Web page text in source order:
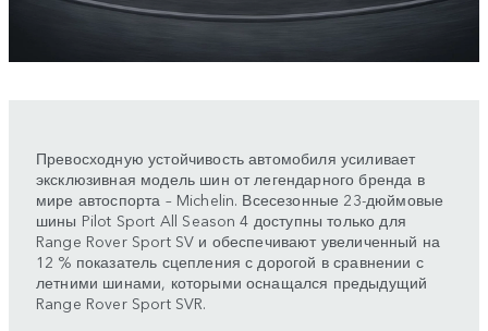
Превосходную устойчивость автомобиля усиливает
эксклюзивная модель шин от легендарного бренда в
мире автоспорта – Michelin. Всесезонные 23-дюймовые
шины Pilot Sport All Season 4 доступны только для
Range Rover Sport SV и обеспечивают увеличенный на
12 % показатель сцепления с дорогой в сравнении с
летними шинами, которыми оснащался предыдущий
Range Rover Sport SVR.